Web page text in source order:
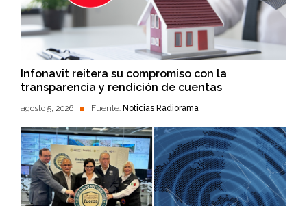
Infonavit reitera su compromiso con la
transparencia y rendición de cuentas
agosto 5, 2026 Fuente: Noticias Radiorama